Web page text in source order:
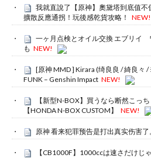
我就直說了【原神】奧黛塔到底值不
擴散反應通拐！玩後感乾貨攻略！
NEW!
一ヶ月点検とオイル交換 エブリ
も NEW!
[原神 MMD ] Kirara (绮良良 / 綺良々 /
FUNK – Genshin Impact NEW!
【新型N-BOX】買うなら断然こっ
【HONDA N-BOX CUSTOM】
NEW!
原神 看来犯罪预告是打出真实伤害了
【CB1000F】1000ccは速さだけじ